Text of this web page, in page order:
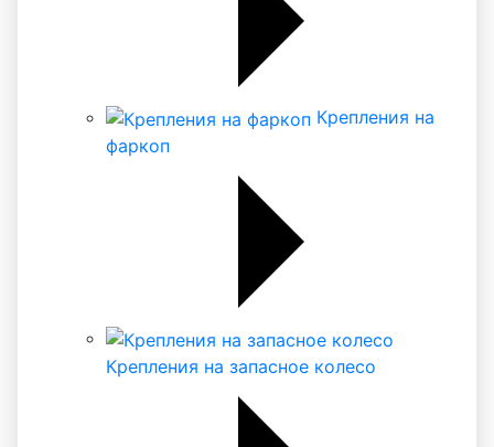
Крепления на
фаркоп
Крепления на запасное колесо